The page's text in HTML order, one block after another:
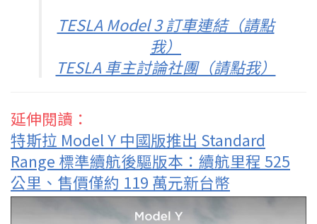
TESLA Model 3 訂車連結（請點
我）
TESLA 車主討論社團（請點我）
延伸閱讀：
特斯拉 Model Y 中國版推出 Standard
Range 標準續航後驅版本：續航里程 525
公里、售價僅約 119 萬元新台幣